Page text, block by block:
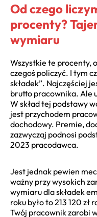
Od czego
procenty?
wymiaru
Wszystkie te procenty,
czegoś policzyć. I tym
składek”. Najczęściej
brutto pracownika. Ale
W skład tej podstawy
jest przychodem
dochodowy. Premie,
zazwyczaj podnosi
2023 pracodawca.
Jest jednak pewien
ważny przy wysokich
wymiaru dla składek
roku było to 213 120 zł
Twój pracownik zarobi